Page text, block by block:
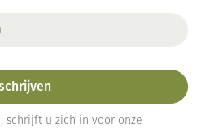
schrijft u zich in voor onze